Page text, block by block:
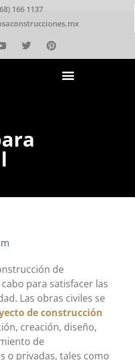
166 1137
de
para satisfacer las
Las obras civiles se
de construcción
creación, diseño,
de
o privadas, tales como